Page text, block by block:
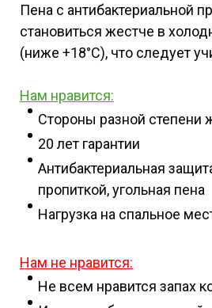
Пена с антибактериальной
становиться жестче в
(ниже +18°C), что следует
Нам нравится:
Стороны разной степени
20 лет гарантии
Антибактериальная
пропиткой, угольная пена
Нагрузка на спальное
Нам не нравится:
Не всем нравится запах